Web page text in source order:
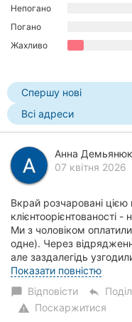
Івано-
Луцьк
Ужгород
Карпати
Непогано
Погано
Жахливо
Спершу нові
Всі адреси
Анна Демьянюк
07 квітня 2026
Вкрай розчаровані
клієнтоорієнтованості -
Ми з чоловіком оплатили
одне). Через
але заздалегідь
можливіст...
Показати повністю
chat_bubble Відповісти reply
warning Поскаржитися